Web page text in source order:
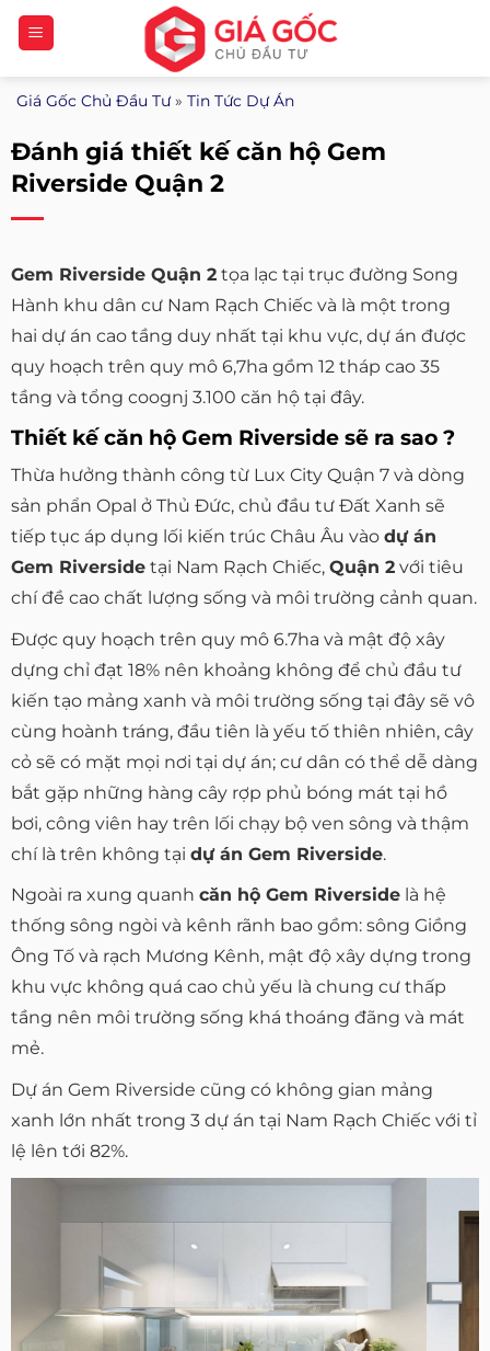
Bỏ
qua
nội
dung
Giá Gốc Chủ Đầu Tư» Tin Tức Dự Án
Đánh giá thiết kế căn hộ Gem
Riverside Quận 2
Gem Riverside Quận 2 tọa lạc tại trục đường Song
Hành khu dân cư Nam Rạch Chiếc và là một trong
hai dự án cao tầng duy nhất tại khu vực, dự án được
quy hoạch trên quy mô 6,7ha gồm 12 tháp cao 35
tầng và tổng coognj 3.100 căn hộ tại đây.
Thiết kế căn hộ Gem Riverside sẽ ra sao ?
Thừa hưởng thành công từ Lux City Quận 7 và dòng
sản phẩn Opal ở Thủ Đức, chủ đầu tư Đất Xanh sẽ
tiếp tục áp dụng lối kiến trúc Châu Âu vào dự án
Gem Riverside tại Nam Rạch Chiếc, Quận 2 với tiêu
chí đề cao chất lượng sống và môi trường cảnh quan.
Được quy hoạch trên quy mô 6.7ha và mật độ xây
dựng chỉ đạt 18% nên khoảng không để chủ đầu tư
kiến tạo mảng xanh và môi trường sống tại đây sẽ vô
cùng hoành tráng, đầu tiên là yếu tố thiên nhiên, cây
cỏ sẽ có mặt mọi nơi tại dự án; cư dân có thể dễ dàng
bắt gặp những hàng cây rợp phủ bóng mát tại hồ
bơi, công viên hay trên lối chạy bộ ven sông và thậm
chí là trên không tại dự án Gem Riverside.
Ngoài ra xung quanh căn hộ Gem Riverside là hệ
thống sông ngòi và kênh rãnh bao gồm: sông Giồng
Ông Tố và rạch Mương Kênh, mật độ xây dựng trong
khu vực không quá cao chủ yếu là chung cư thấp
tầng nên môi trường sống khá thoáng đãng và mát
mẻ.
Dự án Gem Riverside cũng có không gian mảng
xanh lớn nhất trong 3 dự án tại Nam Rạch Chiếc với tỉ
lệ lên tới 82%.